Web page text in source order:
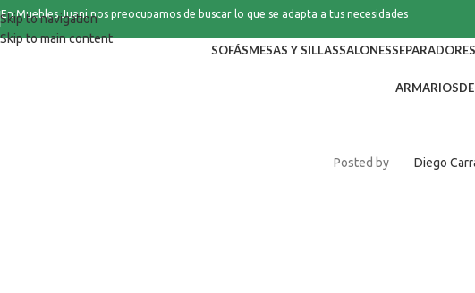
Skip to navigation
Skip to main content
En Muebles Juani nos preocupamos de buscar lo que se adapta a tus necesidades
SOFÁSMESAS Y SILLASSALONES
ARMARIOS
Posted by Diego